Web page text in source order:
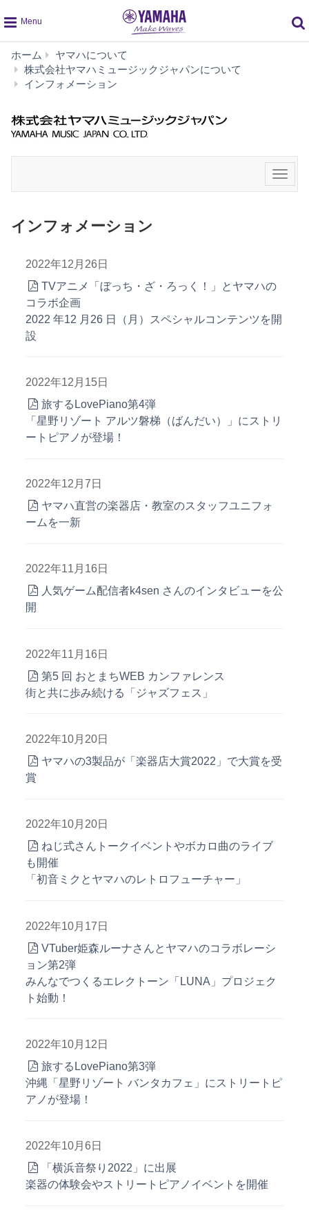
global
navigation
ホーム
ヤマハについて
株式会社ヤマハミュージックジャパンについて
インフォメーション
ォ
メ
ー
メ
ニ
インフォメーション
2022年12月26日
TVアニメ「ぼっち・ざ・ろっく！」とヤマハの
コラボ企画
2022 年12 月26 日（月）スペシャルコンテンツを開
設
2022年12月15日
旅するLovePiano第4弾
「星野リゾート アルツ磐梯（ばんだい）」にストリ
ートピアノが登場！
2022年12月7日
ヤマハ直営の楽器店・教室のスタッフユニフォ
ームを一新
2022年11月16日
人気ゲーム配信者k4sen さんのインタビューを公
開
2022年11月16日
第5 回 おとまちWEB カンファレンス
街と共に歩み続ける「ジャズフェス」
2022年10月20日
ヤマハの3製品が「楽器店大賞2022」で大賞を受
賞
2022年10月20日
ねじ式さんトークイベントやボカロ曲のライブ
も開催
「初音ミクとヤマハのレトロフューチャー」
2022年10月17日
VTuber姫森ルーナさんとヤマハのコラボレーシ
ョン第2弾
みんなでつくるエレクトーン「LUNA」プロジェク
ト始動！
2022年10月12日
旅するLovePiano第3弾
沖縄「星野リゾート バンタカフェ」にストリートピ
アノが登場！
2022年10月6日
「横浜音祭り2022」に出展
楽器の体験会やストリートピアノイベントを開催